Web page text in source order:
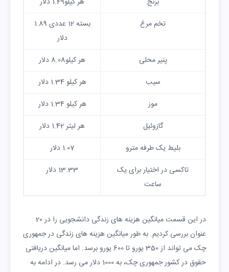
تخم مرغ
بسته 12 عددی 1.89
دلار
پنیر محلی
هر کیلو8.08 دلار
سیب
هر کیلو 1.34 دلار
موز
هر کیلو 1.34 دلار
گازوئیل
هر لیتر 1.42 دلار
بلیط یک طرفه مترو
1.07 دلار
تاکسی در اختیار برای یک
ساعت
13.33 دلار
اجاره خانه یک خوابه در مرکز
شهر
593 دلار
اجاره خانه یک خوابه در خارج از 469 دلار
در این قسمت میانگین هزینه های زندگی دانشجویی را در 20
عنوان بررسی کردیم. به طور میانگین هزینه های زندگی در جمهوری
چک می تواند از 350 یورو تا 600 یورو برسد. اما میانگین دریافتی
حقوق در کشور جمهوری چک، به 1000 دلار می رسد. در ادامه به